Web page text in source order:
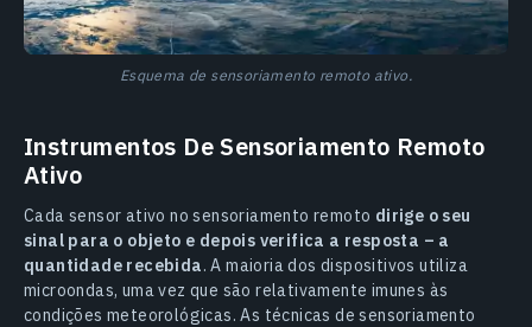
Esquema de sensoriamento remoto ativo.
Instrumentos De Sensoriamento Remoto
Ativo
Cada sensor ativo no sensoriamento remoto dirige o seu
sinal para o objeto e depois verifica a resposta – a
quantidade recebida. A maioria dos dispositivos utiliza
microondas, uma vez que são relativamente imunes às
condições meteorológicas. As técnicas de sensoriamento